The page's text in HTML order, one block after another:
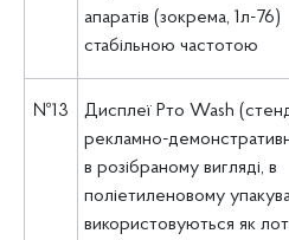
апаратів (зокрема, 1л-76)
стабільною частотою
№13
Дисплеї Рто Wash
рекламно-
в розібраному вигляді, в
поліетиленовому
використовуються як